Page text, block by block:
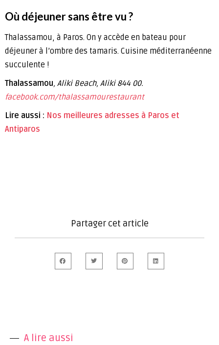
Où déjeuner sans être vu ?
Thalassamou, à Paros. On y accède en bateau pour
déjeuner à l’ombre des tamaris. Cuisine méditerranéenne
succulente !
Thalassamou, Aliki Beach, Aliki 844 00.
facebook.com/thalassamourestaurant
Lire aussi : Nos meilleures adresses à Paros et
Antiparos
Partager cet article
A lire aussi